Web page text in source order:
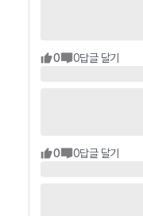
0 0답글 달기
0 0답글 달기